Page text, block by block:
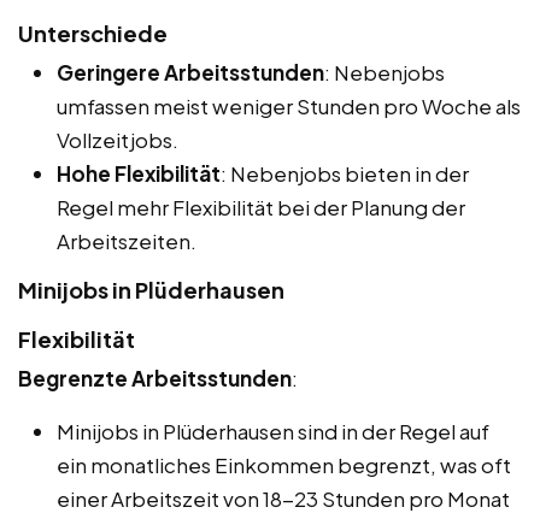
Unterschiede
Geringere Arbeitsstunden: Nebenjobs
umfassen meist weniger Stunden pro Woche als
Vollzeitjobs.
Hohe Flexibilität: Nebenjobs bieten in der
Regel mehr Flexibilität bei der Planung der
Arbeitszeiten.
Minijobs in Plüderhausen
Flexibilität
Begrenzte Arbeitsstunden:
Minijobs in Plüderhausen sind in der Regel auf
ein monatliches Einkommen begrenzt, was oft
einer Arbeitszeit von 18-23 Stunden pro Monat